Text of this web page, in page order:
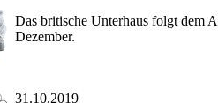
Das britische Unterhaus folgt dem
Dezember.
31.10.2019